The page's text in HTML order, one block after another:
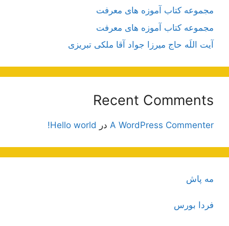
مجموعه کتاب آموزه های معرفت
مجموعه کتاب آموزه های معرفت
آیت اللَه حاج میرزا جواد آقا ملکی تبریزی
Recent Comments
A WordPress Commenter در Hello world!
مه پاش
فردا بورس